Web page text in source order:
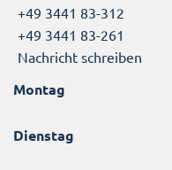
+49 3441 83-312
+49 3441 83-261
Nachricht schreiben
Montag
Dienstag